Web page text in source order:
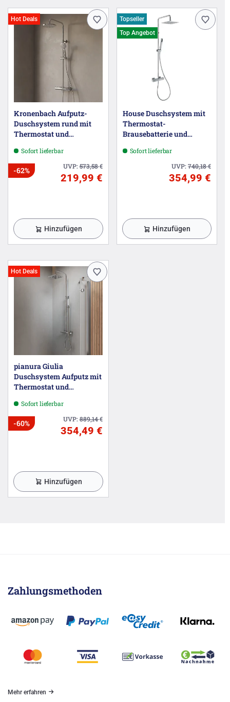
Hot Deals
Kronenbach Aufputz-
Duschsystem rund mit
Thermostat und
Sofort lieferbar
UVP:573,58€
-62%
219,99 €
Hinzufügen
Topseller
Top Angebot
House Duschsystem mit
Thermostat-
Brausebatterie und
Aufputz
Sofort lieferbar
UVP:740,18€
354,99 €
Hinzufügen
Hot Deals
pianura Giulia
Duschsystem Aufputz mit
Thermostat und
Sofort lieferbar
UVP:889,14€
-60%
354,49 €
Hinzufügen
Zahlungsmethoden
Mehr erfahren